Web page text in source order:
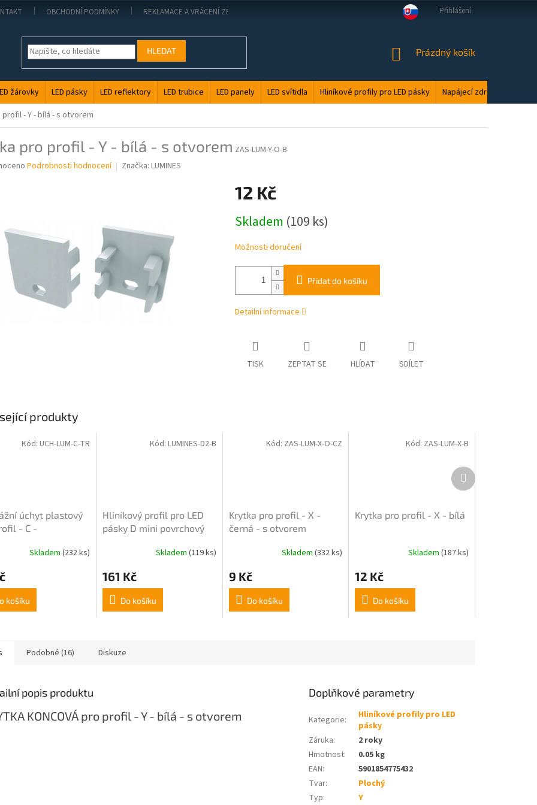
OBCHODNÍ PODMÍNKY REKLAMACE A VRÁCENÍ ZBOŽÍ LED ODPAD PODMÍNKY OCHRANY
Přihlášení
HLEDAT
NÁKUPNÍ
Prázdný košík
žárovky LED pásky LED reflektory LED trubice LED panely LED svítidla Hliníkové profily pro LED pásky Napájecí zdroje
- Y - bílá - s otvorem
pro profil - Y - bílá - s otvorem ZAS-LUM-Y-O-B
Podrobnosti hodnocení Značka: LUMINES
12 Kč
cena:
Skladem (109 ks)
Možnosti doručení
Přidat do košíku
Detailní informace
TISK ZEPTAT SE HLÍDAT SDÍLET
produkty
úchyt plastový
- C -
Skladem (232 ks)
košíku
Kód: UCH-LUM-C-TR
Hliníkový profil pro LED
pásky D mini povrchový
produktu
je
5,0
z
Skladem (119 ks)
161 Kč
Do košíku
Kód: LUMINES-D2-B
Krytka pro profil - X -
černá - s otvorem
produktu
je
5,0
z
Skladem(332 ks)
9 Kč
Do košíku
Kód: ZAS-LUM-X-O-CZ
Krytka pro profil - X - bílá
produktu
je
5,0
z
Skladem(187 ks)
12 Kč
Do košíku
Kód: ZAS-LUM-X-B
Další
produkt
Podobné (16) Diskuze
popis produktu
KONCOVÁ pro profil - Y - bílá - s otvorem
Doplňkové parametry
Kategorie:
Hliníkové profily pro LED
pásky
Záruka:
2 roky
Hmotnost:
0.05 kg
EAN:
5901854775432
Tvar:
Plochý
Typ: Y